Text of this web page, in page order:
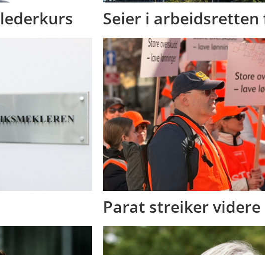
Seier i arbeidsretten
Parat streiker videre